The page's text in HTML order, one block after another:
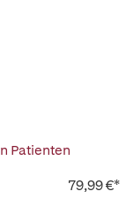
Patienten
79,99 €*